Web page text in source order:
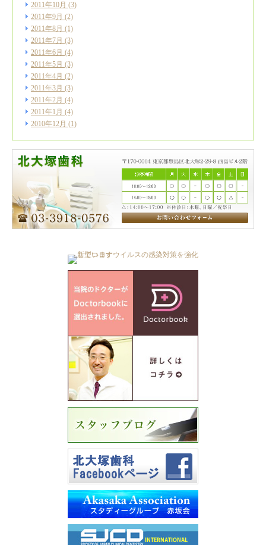
2011年10月 (3)
2011年9月 (2)
2011年8月 (1)
2011年7月 (3)
2011年6月 (4)
2011年5月 (3)
2011年4月 (2)
2011年3月 (3)
2011年2月 (4)
2011年1月 (4)
2010年12月 (1)